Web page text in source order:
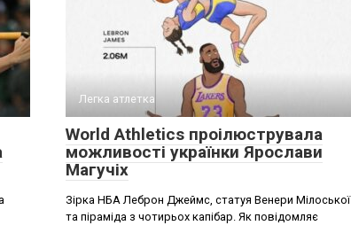
Легка атлетка
World Athletics проілюструвала
можливості українки Ярослави
Магучіх
Зірка НБА Леброн Джеймс, статуя Венери Мілоської
та піраміда з чотирьох капібар. Як повідомляє